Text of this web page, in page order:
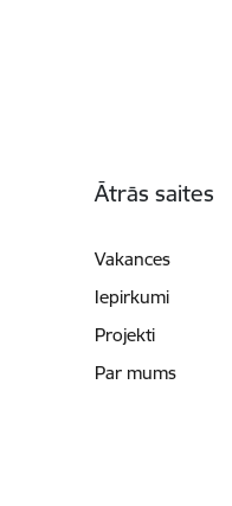
Ātrās saites
Vakances
Iepirkumi
Projekti
Par mums